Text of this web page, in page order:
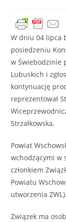
W dniu 04 lipca
posiedzeniu
w Świebodzinie
Lubuskich i
kontynuację
reprezentował
Strzałkowska.
Powiat
wchodzącymi w
członkiem
Powiatu
utworzenia ZWL).
Związek ma